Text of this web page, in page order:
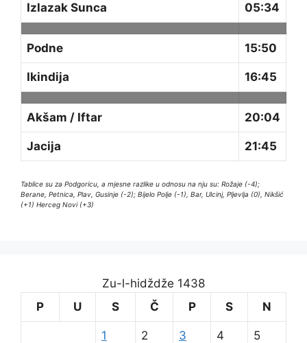
Izlazak Sunca 05:34
Podne 15:50
Ikindija 16:45
Akšam / Iftar 20:04
Jacija 21:45
Tablice su za Podgoricu, a mjesne razlike u odnosu na nju su: Rožaje (-4);
Berane, Petnica, Plav, Gusinje (-2); Bijelo Polje (-1), Bar, Ulcinj, Pljevlja (0), Nikšić
(+1) Herceg Novi (+3)
Zu-l-hidždže 1438
P
U S Č P S N
1 2 3 4 5